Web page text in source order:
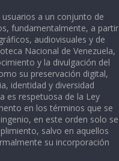
usuarios a un conjunto de
fundamentalmente, a partir
audiovisuales y de
Nacional de Venezuela,
y la divulgación del
su preservación digital,
identidad y diversidad
es respetuosa de la Ley
en los términos que se
en este orden solo se
salvo en aquellos
su incorporación